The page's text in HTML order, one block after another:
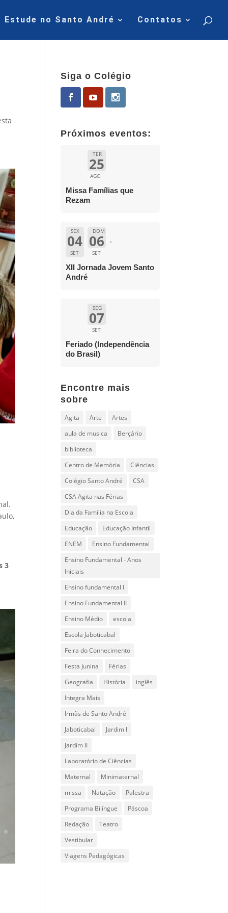
Estude no Santo André Contatos
3
Siga o Colégio
Próximos eventos:
TER
25
AGO
Missa Famílias que
Rezam
SEX
04
SET
DOM
06
SET
XII Jornada Jovem Santo
André
SEG
07
SET
Feriado (Independência
do Brasil)
Encontre mais
sobre
Agita Arte
Artes
aula de musica
Berçário
biblioteca
Centro de Memória
Ciências
Colégio Santo André
CSA
CSA Agita nas Férias
Dia da Família na Escola
Educação
Educação Infantil
ENEM
Ensino Fundamental
Ensino Fundamental - Anos
Iniciais
Ensino fundamental I
Ensino Fundamental II
Ensino Médio
escola
Escola Jaboticabal
Feira do Conhecimento
Festa Junina
Férias
Geografia
História
inglês
Integra Mais
Irmãs de Santo André
Jaboticabal
Jardim I
Jardim II
Laboratório de Ciências
Maternal
Minimaternal
missa
Natação
Palestra
Programa Bilíngue
Páscoa
Redação
Teatro
Vestibular
Viagens Pedagógicas